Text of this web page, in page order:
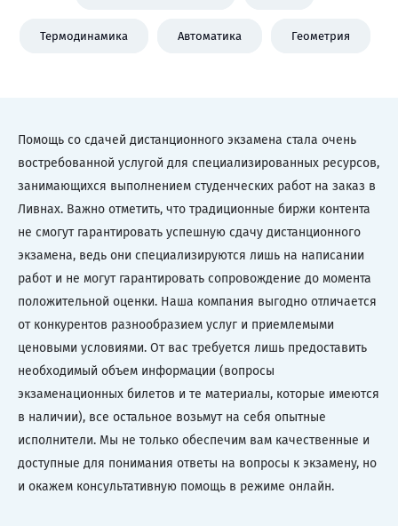
Термодинамика Автоматика Геометрия
Помощь со сдачей дистанционного экзамена стала очень
востребованной услугой для специализированных ресурсов,
занимающихся выполнением студенческих работ на заказ в
Ливнах. Важно отметить, что традиционные биржи контента
не смогут гарантировать успешную сдачу дистанционного
экзамена, ведь они специализируются лишь на написании
работ и не могут гарантировать сопровождение до момента
положительной оценки. Наша компания выгодно отличается
от конкурентов разнообразием услуг и приемлемыми
ценовыми условиями. От вас требуется лишь предоставить
необходимый объем информации (вопросы
экзаменационных билетов и те материалы, которые имеются
в наличии), все остальное возьмут на себя опытные
исполнители. Мы не только обеспечим вам качественные и
доступные для понимания ответы на вопросы к экзамену, но
и окажем консультативную помощь в режиме онлайн.